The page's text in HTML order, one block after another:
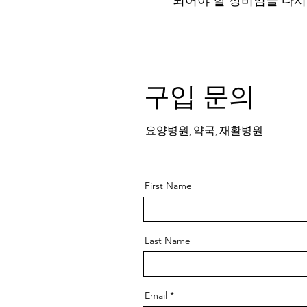
​구입 문의
요양병원, 약국, 재활병원
First Name
Last Name
Email